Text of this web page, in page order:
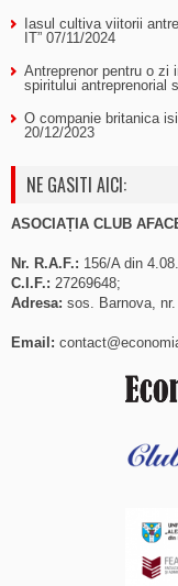
Iasul cultiva viitorii
IT” 07/11/2024
Antreprenor pentru o zi
spiritului antreprenorial
O companie britanica
20/12/2023
NE GASITI AICI:
ASOCIAȚIA CLUB
Nr. R.A.F.: 156/A din
C.I.F.: 27269648;
Adresa: sos. Barnova,
Email: